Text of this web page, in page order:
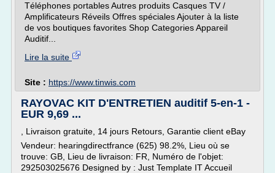
Téléphones portables Autres produits Casques TV /
Amplificateurs Réveils Offres spéciales Ajouter à la liste
de vos boutiques favorites Shop Categories Appareil
Auditif...
Lire la suite
Site : https://www.tinwis.com
RAYOVAC KIT D'ENTRETIEN auditif 5-en-1 -
EUR 9,69 ...
, Livraison gratuite, 14 jours Retours, Garantie client eBay
Vendeur: hearingdirectfrance (625) 98.2%, Lieu où se
trouve: GB, Lieu de livraison: FR, Numéro de l'objet:
292503025676 Designed by : Just Template IT Accueil